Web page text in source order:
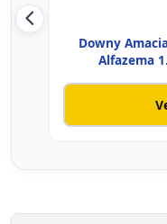
Downy
Alfazema